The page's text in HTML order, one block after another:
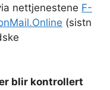
nettjenestene F-
(sistn
blir kontrollert